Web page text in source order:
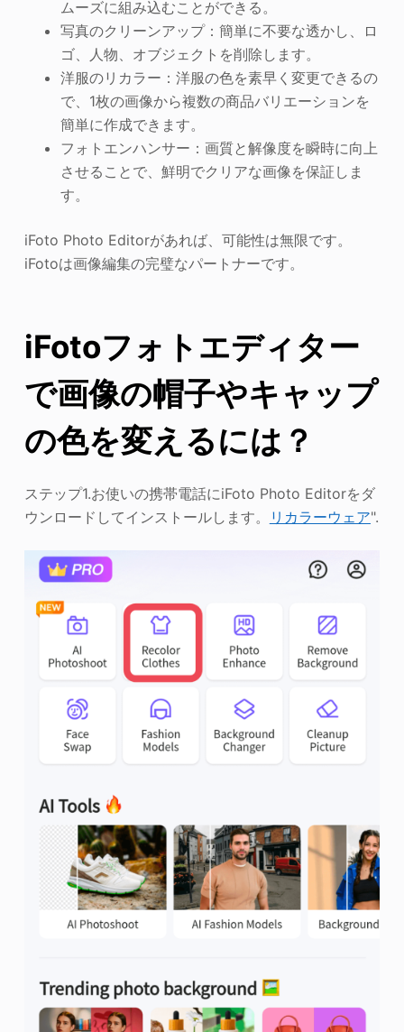
ムーズに組み込むことができる。
写真のクリーンアップ：簡単に不要な透かし、ロ
ゴ、人物、オブジェクトを削除します。
洋服のリカラー：洋服の色を素早く変更できるの
で、1枚の画像から複数の商品バリエーションを
簡単に作成できます。
フォトエンハンサー：画質と解像度を瞬時に向上
させることで、鮮明でクリアな画像を保証しま
す。
iFoto Photo Editorがあれば、可能性は無限です。
iFotoは画像編集の完璧なパートナーです。
iFotoフォトエディター
で画像の帽子やキャップ
の色を変えるには？
ステップ1.お使いの携帯電話にiFoto Photo Editorをダ
ウンロードしてインストールします。
リカラーウェア".